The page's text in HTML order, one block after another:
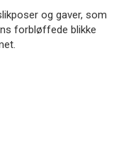
og gaver, som
forbløffede blikke